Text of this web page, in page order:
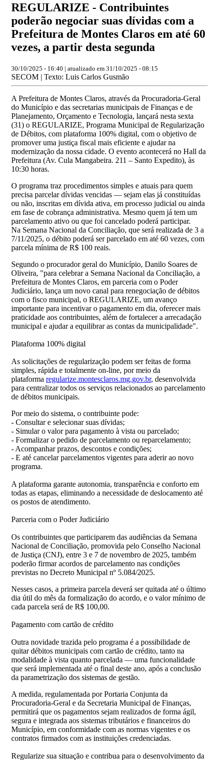
REGULARIZE - Contribuintes
poderão negociar suas dívidas com a
Prefeitura de Montes Claros em até 60
vezes, a partir desta segunda
30/10/2025 - 16:40 | atualizado em 31/10/2025 - 08:15
SECOM | Texto: Luis Carlos Gusmão
A Prefeitura de Montes Claros, através da Procuradoria-Geral
do Município e das secretarias municipais de Finanças e de
Planejamento, Orçamento e Tecnologia, lançará nesta sexta
(31) o REGULARIZE, Programa Municipal de Regularização
de Débitos, com plataforma 100% digital, com o objetivo de
promover uma justiça fiscal mais eficiente e ajudar na
modernização da nossa cidade. O evento acontecerá no Hall da
Prefeitura (Av. Cula Mangabeira. 211 – Santo Expedito), às
10:30 horas.
O programa traz procedimentos simples e atuais para quem
precisa parcelar dívidas vencidas — sejam elas já constituídas
ou não, inscritas em dívida ativa, em processo judicial ou ainda
em fase de cobrança administrativa. Mesmo quem já tem um
parcelamento ativo ou que foi cancelado poderá participar.
Na Semana Nacional da Conciliação, que será realizada de 3 a
7/11/2025, o débito poderá ser parcelado em até 60 vezes, com
parcela mínima de R$ 100 reais.
Segundo o procurador geral do Município, Danilo Soares de
Oliveira, "para celebrar a Semana Nacional da Conciliação, a
Prefeitura de Montes Claros, em parceria com o Poder
Judiciário, lança um novo canal para renegociação de débitos
com o fisco municipal, o REGULARIZE, um avanço
importante para incentivar o pagamento em dia, oferecer mais
praticidade aos contribuintes, além de fortalecer a arrecadação
municipal e ajudar a equilibrar as contas da municipalidade".
Plataforma 100% digital
As solicitações de regularização podem ser feitas de forma
simples, rápida e totalmente on-line, por meio da
plataforma regularize.montesclaros.mg.gov.br, desenvolvida
para centralizar todos os serviços relacionados ao parcelamento
de débitos municipais.
Por meio do sistema, o contribuinte pode:
- Consultar e selecionar suas dívidas;
- Simular o valor para pagamento à vista ou parcelado;
- Formalizar o pedido de parcelamento ou reparcelamento;
- Acompanhar prazos, descontos e condições;
- E até cancelar parcelamentos vigentes para aderir ao novo
programa.
A plataforma garante autonomia, transparência e conforto em
todas as etapas, eliminando a necessidade de deslocamento até
os postos de atendimento.
Parceria com o Poder Judiciário
Os contribuintes que participarem das audiências da Semana
Nacional de Conciliação, promovida pelo Conselho Nacional
de Justiça (CNJ), entre 3 e 7 de novembro de 2025, também
poderão firmar acordos de parcelamento nas condições
previstas no Decreto Municipal nº 5.084/2025.
Nesses casos, a primeira parcela deverá ser quitada até o último
dia útil do mês da formalização do acordo, e o valor mínimo de
cada parcela será de R$ 100,00.
Pagamento com cartão de crédito
Outra novidade trazida pelo programa é a possibilidade de
quitar débitos municipais com cartão de crédito, tanto na
modalidade à vista quanto parcelada — uma funcionalidade
que será implementada até o final deste ano, após a conclusão
da parametrização dos sistemas de gestão.
A medida, regulamentada por Portaria Conjunta da
Procuradoria-Geral e da Secretaria Municipal de Finanças,
permitirá que os pagamentos sejam realizados de forma ágil,
segura e integrada aos sistemas tributários e financeiros do
Município, em conformidade com as normas vigentes e os
contratos firmados com as instituições credenciadas.
Regularize sua situação e contribua para o desenvolvimento da